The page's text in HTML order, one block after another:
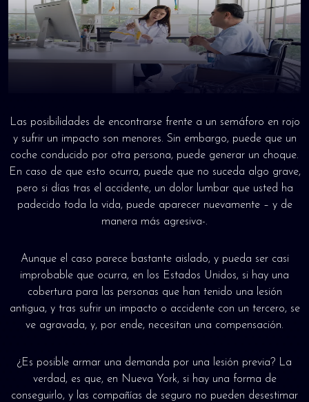
Las posibilidades de encontrarse frente a un semáforo en rojo
y sufrir un impacto son menores. Sin embargo, puede que un
coche conducido por otra persona, puede generar un choque.
En caso de que esto ocurra, puede que no suceda algo grave,
pero si días tras el accidente, un dolor lumbar que usted ha
padecido toda la vida, puede aparecer nuevamente – y de
manera más agresiva-.
Aunque el caso parece bastante aislado, y pueda ser casi
improbable que ocurra, en los Estados Unidos, si hay una
cobertura para las personas que han tenido una lesión
antigua, y tras sufrir un impacto o accidente con un tercero, se
ve agravada, y, por ende, necesitan una compensación.
¿Es posible armar una demanda por una lesión previa? La
verdad, es que, en Nueva York, si hay una forma de
conseguirlo, y las compañías de seguro no pueden desestimar